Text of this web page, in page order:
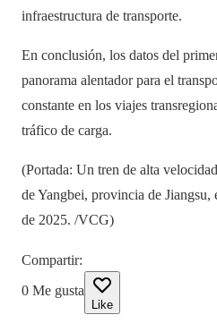
infraestructura de transporte.
En conclusión, los datos del
panorama alentador para el
constante en los viajes
tráfico de carga.
(Portada: Un tren de alta
de Yangbei, provincia de
de 2025. /VCG)
Compartir:
0 Me gusta
Like